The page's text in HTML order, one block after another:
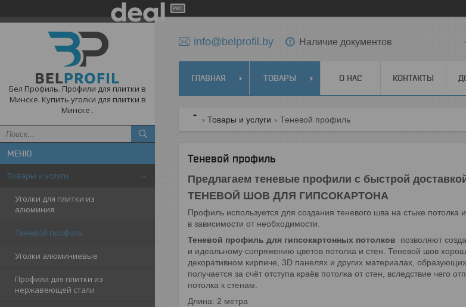
Бел Профиль. Профили для плитки в
Минске. Купить уголки для плитки в
Минске .
Товары и услуги
Уголки для плитки из
алюминия
Теневой профиль
Уголки алюминиевые
Профили для плитки из
нержавеющей стали
info@belprofil.by Наличие документов
ГЛАВНАЯ ТОВАРЫ О НАС КОНТАКТЫ
Товары и услуги Теневой профиль
Теневой профиль
Предлагаем теневые профили с быстрой
ТЕНЕВОЙ ШОВ ДЛЯ ГИПСОКАРТОНА
Профиль используется для создания теневого шва на стыке
в зависимости от необходимости.
Теневой профиль для гипсокартонных потолков
позволяют
и идеальному сопряжению цветов потолка и стен. Теневой шов
декоративном кирпиче, 3D панелях и других материалах,
получается за счёт отступа краёв потолка от стен, вследствие
потолка к стенам.
Длина: 2 метра